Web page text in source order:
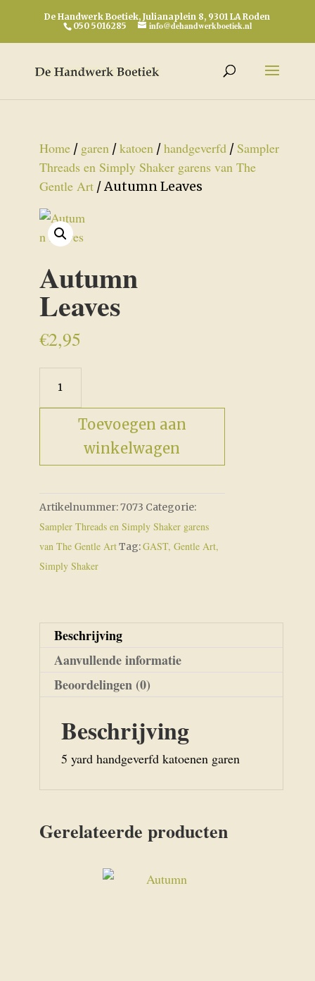
De Handwerk Boetiek, Julianaplein 8, 9301 LA Roden
050 5016285
info@dehandwerkboetiek.nl
Home/ garen/katoen/handgeverfd/ Sampler
Threads en Simply Shaker garens van The
Gentle Art/ Autumn Leaves
Autumn
Leaves
€2,95
Leaves
aantal
Toevoegen aan
winkelwagen
Artikelnummer:7073 Categorie:
Sampler Threads en Simply Shaker garens
van The Gentle ArtTag:GAST, Gentle Art,
Simply Shaker
Beschrijving
Aanvullende informatie
Beoordelingen (0)
Beschrijving
5 yard handgeverfd katoenen garen
Gerelateerde producten